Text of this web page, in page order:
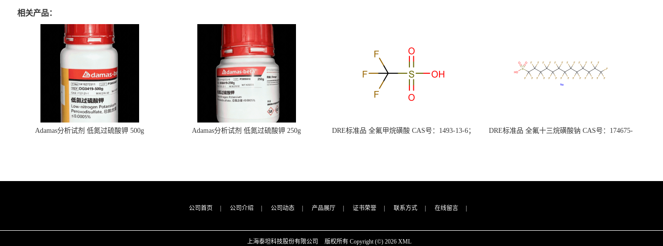
相关产品：
Adamas分析试剂 低氮过硫酸钾 500g
Adamas分析试剂 低氮过硫酸钾 250g
DRE标准品 全氟甲烷磺酸 CAS号：1493-13-6；
DRE标准品 全氟十三烷磺酸钠 CAS号：174675-
公司首页 | 公司介绍 | 公司动态 | 产品展厅 | 证书荣誉 | 联系方式 | 在线留言 |
上海泰坦科技股份有限公司 版权所有 Copyright (©) 2026 XML